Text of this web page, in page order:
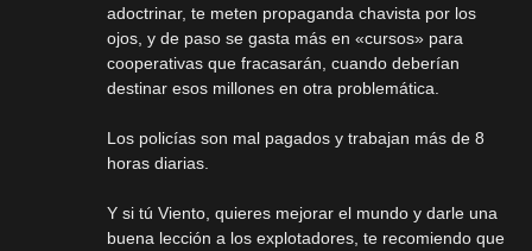
adoctrinar, te meten propaganda chavista por los
ojos, y de paso se gasta más en «cursos» para
cooperativas que fracasarán, cuando deberían
destinar esos millones en otra problemática.
Los policías son mal pagados y trabajan más de 8
horas diarias.
Y si tú Viento, quieres mejorar el mundo y darle una
buena lección a los explotadores, te recomiendo que